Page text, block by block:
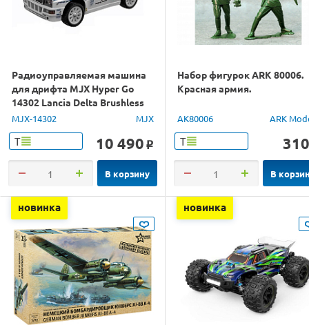
Радиоуправляемая машина
для дрифта MJX Hyper Go
14302 Lancia Delta Brushless
4WD 2.4G LED 1/14 RTR
MJX-14302 MJX
Т 10 490 o
В корзину
Набор фигурок ARK 80006.
Красная армия.
AK80006 ARK
Т 310
В
новинка новинка